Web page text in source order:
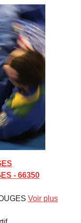
- 66350
Voir plus